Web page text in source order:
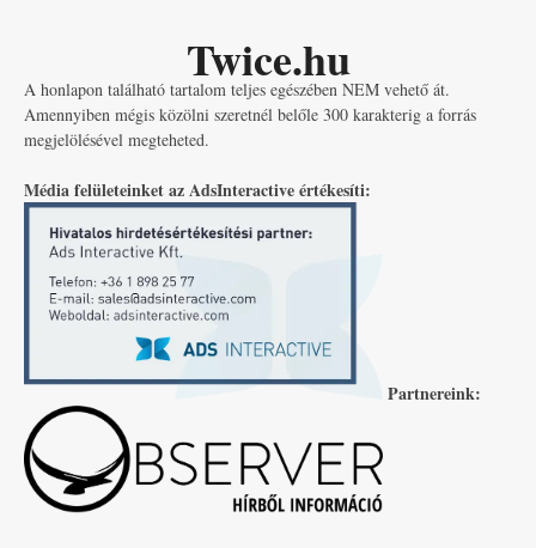
Twice.hu
A honlapon található tartalom teljes egészében NEM vehető át.
Amennyiben mégis közölni szeretnél belőle 300 karakterig a forrás
megjelölésével megteheted.
Média felületeinket az AdsInteractive értékesíti:
Partnereink: